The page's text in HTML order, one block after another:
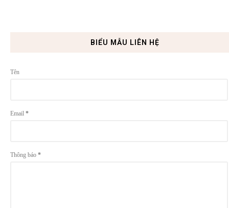
BIỂU MẪU LIÊN HỆ
Tên
Email *
Thông báo *